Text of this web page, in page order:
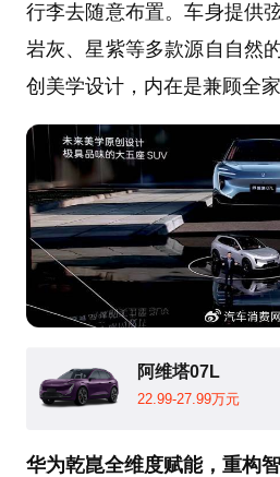
行李去随意布置。车身提供
岩灰、星紫等多款源自自然
创美学设计，内在是兼顾全
阿维塔07L
22.99-27.99万元
华为乾崑全维度赋能，重构